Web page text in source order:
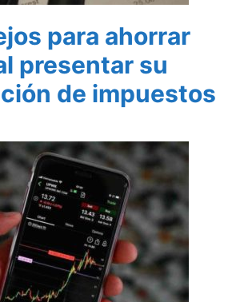
para ahorrar
presentar su
de impuestos